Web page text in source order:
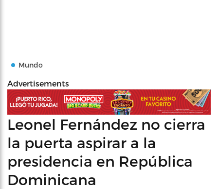
Mundo
Advertisements
Leonel Fernández no cierra
la puerta aspirar a la
presidencia en República
Dominicana